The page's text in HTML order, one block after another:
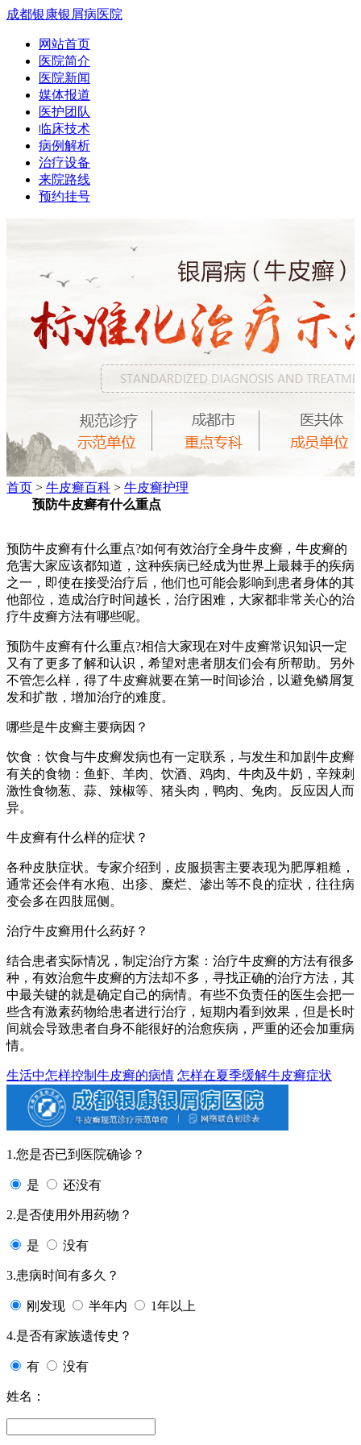
成都银康银屑病医院
网站首页
医院简介
医院新闻
媒体报道
医护团队
临床技术
病例解析
治疗设备
来院路线
预约挂号
首页 > 牛皮癣百科 > 牛皮癣护理
预防牛皮癣有什么重点
预防牛皮癣有什么重点?如何有效治疗全身牛皮癣，牛皮癣的
危害大家应该都知道，这种疾病已经成为世界上最棘手的疾病
之一，即使在接受治疗后，他们也可能会影响到患者身体的其
他部位，造成治疗时间越长，治疗困难，大家都非常关心的治
疗牛皮癣方法有哪些呢。
预防牛皮癣有什么重点?相信大家现在对牛皮癣常识知识一定
又有了更多了解和认识，希望对患者朋友们会有所帮助。另外
不管怎么样，得了牛皮癣就要在第一时间诊治，以避免鳞屑复
发和扩散，增加治疗的难度。
哪些是牛皮癣主要病因？
饮食：饮食与牛皮癣发病也有一定联系，与发生和加剧牛皮癣
有关的食物：鱼虾、羊肉、饮酒、鸡肉、牛肉及牛奶，辛辣刺
激性食物葱、蒜、辣椒等、猪头肉，鸭肉、兔肉。反应因人而
异。
牛皮癣有什么样的症状？
各种皮肤症状。专家介绍到，皮服损害主要表现为肥厚粗糙，
通常还会伴有水疱、出疹、糜烂、渗出等不良的症状，往往病
变会多在四肢屈侧。
治疗牛皮癣用什么药好？
结合患者实际情况，制定治疗方案：治疗牛皮癣的方法有很多
种，有效治愈牛皮癣的方法却不多，寻找正确的治疗方法，其
中最关键的就是确定自己的病情。有些不负责任的医生会把一
些含有激素药物给患者进行治疗，短期内看到效果，但是长时
间就会导致患者自身不能很好的治愈疾病，严重的还会加重病
情。
生活中怎样控制牛皮癣的病情 怎样在夏季缓解牛皮癣症状
1.您是否已到医院确诊？
是 还没有
2.是否使用外用药物？
是 没有
3.患病时间有多久？
刚发现 半年内 1年以上
4.是否有家族遗传史？
有 没有
姓名：